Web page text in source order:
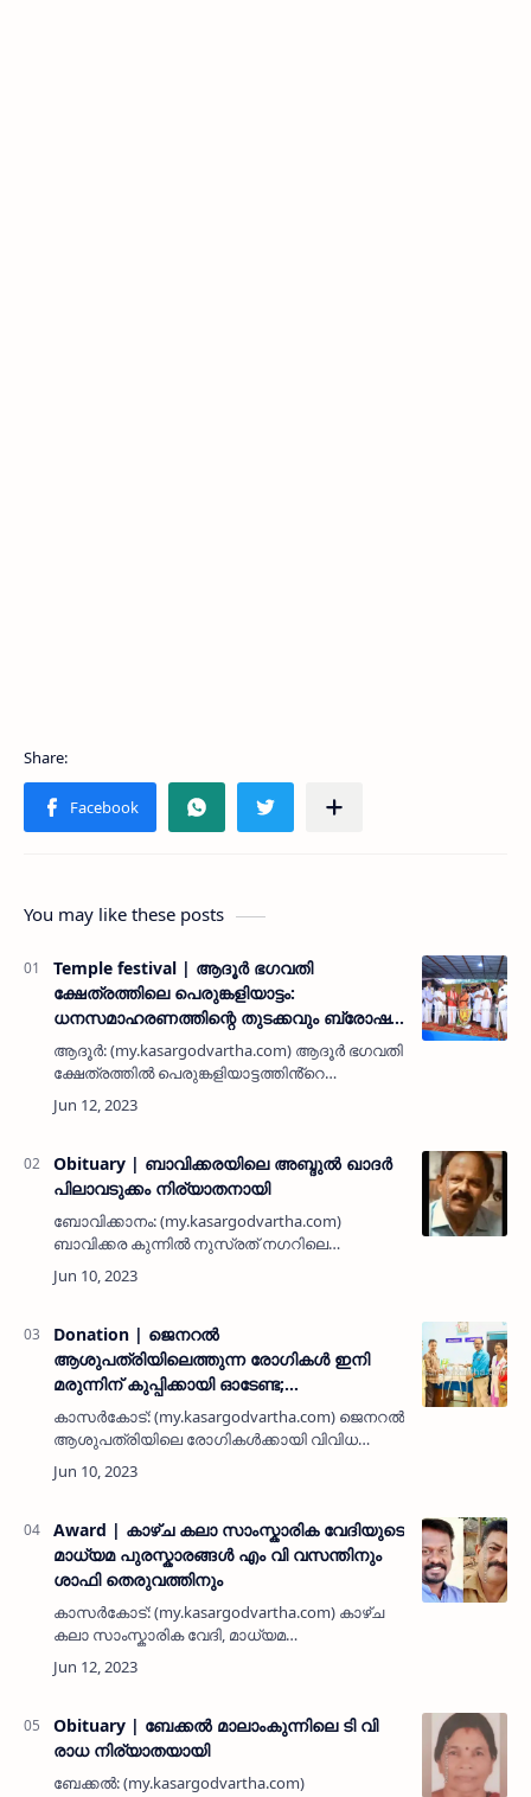
You may like these posts
Temple festival | ആദൂർ ഭഗവതി
ക്ഷേത്രത്തിലെ പെരുങ്കളിയാട്ടം:
ധനസമാഹരണത്തിന്റെ തുടക്കവും ബ്രോഷർ
പ്രകാശനവും നിർവഹിച്ചു
ആദൂർ: (my.kasargodvartha.com) ആദൂർ ഭഗവതി
ക്ഷേത്രത്തിൽ പെരുങ്കളിയാട്ടത്തിൻ്റെ
ഭാഗമായുള്ള ധനസമാഹരണത്തിന്റെ തുടക്കവും
ബ്രോഷർ പ്രകാശനവും നടന്നു. ആഘോഷ
Obituary | ബാവിക്കരയിലെ അബ്ദുൽ ഖാദർ
പിലാവടുക്കം നിര്യാതനായി
ബോവിക്കാനം: (my.kasargodvartha.com)
ബാവിക്കര കുന്നിൽ നുസ്രത് നഗറിലെ
പിലാവടുക്കം അബ്ദുൽ ഖാദർ (63) നിര്യാതനായി.
പരേതനായ മുഹമ്മദ് - ബീഫാത്വിമ ദമ്പതികളുടെ
Donation | ജെനറല്‍
ആശുപത്രിയിലെത്തുന്ന രോഗികള്‍ ഇനി
മരുന്നിന് കുപ്പിക്കായി ഓടേണ്ട;
സഹായവുമായി സി എച് ലൈബ്രറി
കാസര്‍കോട്: (my.kasargodvartha.com) ജെനറല്‍
ആശുപത്രിയിലെ രോഗികള്‍ക്കായി വിവിധ
സഹായങ്ങളുമായി മൊഗ്രാല്‍ പുത്തുര്‍ കുന്നില്‍
സി എച് മുഹമ്മദ് കോയ സ്മാരക വായനശാല.
Award | കാഴ്ച കലാ സാംസ്കാരിക വേദിയുടെ
മാധ്യമ പുരസ്കാരങ്ങള്‍ എം വി വസന്തിനും
ശാഫി തെരുവത്തിനും
കാസർകോട്: (my.kasargodvartha.com) കാഴ്ച
കലാ സാംസ്കാരിക വേദി, മാധ്യമ
പ്രവര്‍ത്തകരായിരുന്ന കളത്തില്‍ രാമകൃഷ്ണന്‍,
മുത്വലിബ് എന്നിവരുടെ പേരില്‍ ഏര്‍പെടുത്തിയ
Obituary | ബേക്കല്‍ മാലാംകുന്നിലെ ടി വി
രാധ നിര്യാതയായി
ബേക്കല്‍: (my.kasargodvartha.com)